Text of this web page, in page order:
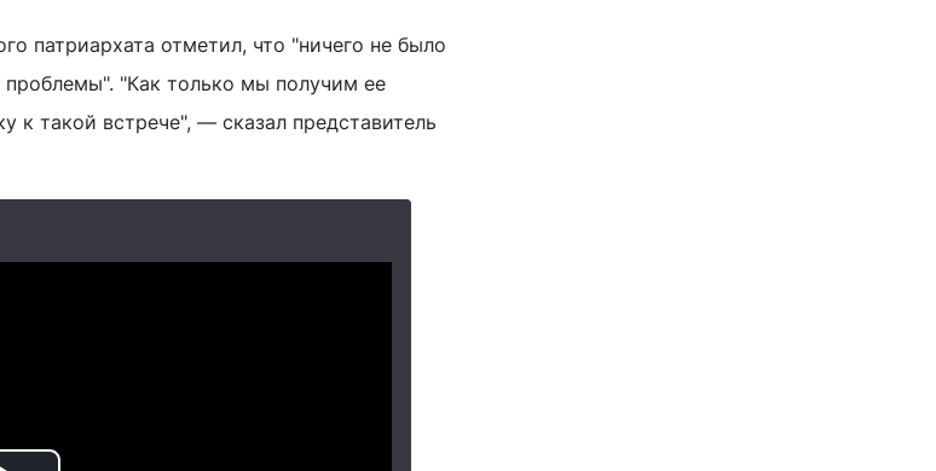
патриархата отметил, что "ничего не было
"Как только мы получим ее
к такой встрече", — сказал представитель